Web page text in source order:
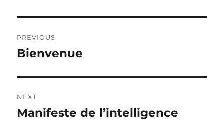
navigation
PREVIOUS
Previous
Bienvenue
NEXT
Next
Manifeste de l’intelligence